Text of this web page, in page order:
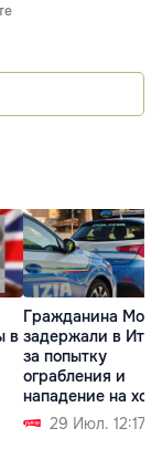
в
Гражданина
задержали в
за попытку
ограбления и
нападение на
29 Июл. 12:17